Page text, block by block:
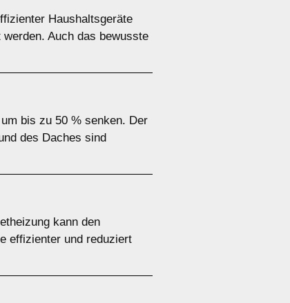
Haushaltsgeräte
Auch das bewusste
bis zu 50 % senken. Der
des Daches sind
kann den
effizienter und reduziert